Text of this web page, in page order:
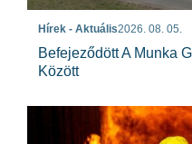
Hírek - Aktuális2026. 08. 05.
Befejeződött A Munka
Között